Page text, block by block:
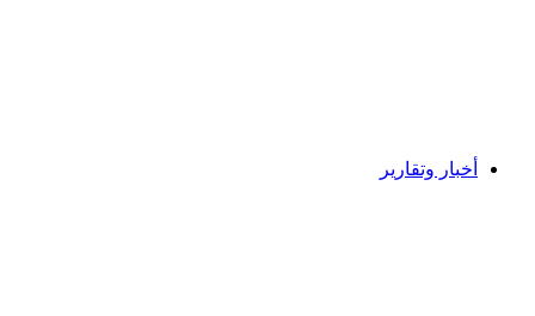
أخبار وتقارير